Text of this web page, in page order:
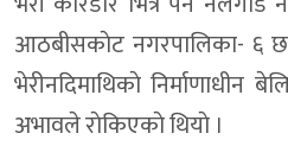
आठबीसकाेट नगरपालिका- ६
भेरीनदिमाथिकाे निर्माणाधीन
अभावले राेकिएकाे थियाे ।